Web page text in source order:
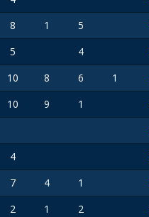
8 1 5
5 4
10 8 6 1
10 9 1
4
7 4 1
2 1 2